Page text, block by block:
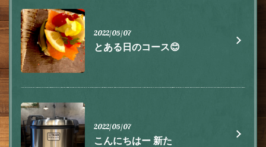
2022/05/07
とある日のコース😊
2022/05/07
こんにちはー 新た